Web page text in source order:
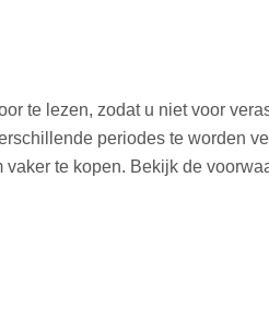
te lezen, zodat u niet voor
periodes te worden
te kopen. Bekijk de